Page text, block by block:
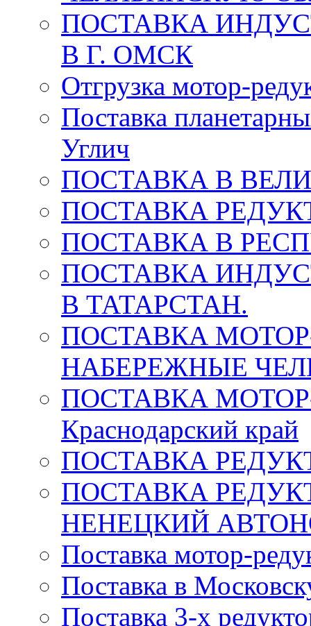
ПОСТАВКА
В Г. ОМСК
Отгрузка мотор-
Поставка
Углич
ПОСТАВКА В
ПОСТАВКА
ПОСТАВКА В
ПОСТАВКА
В ТАТАРСТАН.
ПОСТАВКА
НАБЕРЕЖНЫЕ
ПОСТАВКА
Краснодарский край
ПОСТАВКА
ПОСТАВКА
НЕНЕЦКИЙ
Поставка мотор-
Поставка в
Поставка 3-х